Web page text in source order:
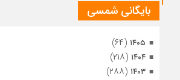
بایگانی شمسی
۱۴۰۵ (۶۴)
۱۴۰۴ (۲۱۸)
۱۴۰۳ (۲۸۸)